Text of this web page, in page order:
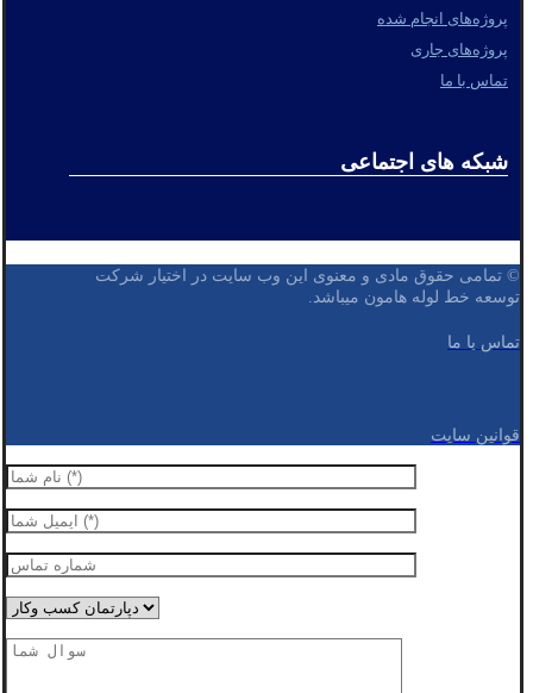
پروژه‌های انجام شده
پروژه‌های جاری
تماس با ما
شبکه های اجتماعی
© تمامی حقوق مادی و معنوی این وب سایت در اختیار شرکت
توسعه خط لوله هامون میباشد.
تماس با ما
قوانین سایت